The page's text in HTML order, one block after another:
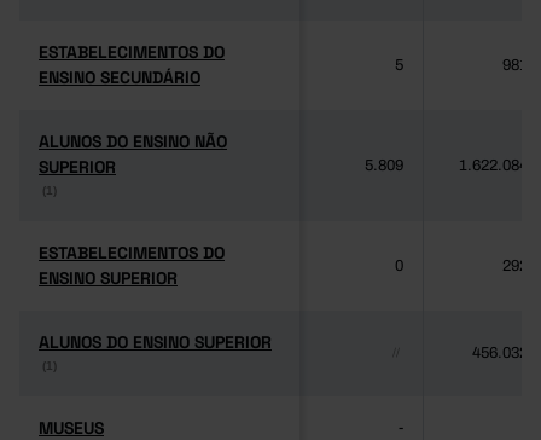
ESTABELECIMENTOS DO
ENSINO SECUNDÁRIO
ESTABELECIMENTOS DO
ENSINO SECUNDÁRIO
5 981
ALUNOS DO ENSINO NÃO
SUPERIOR
(1)
ALUNOS DO ENSINO NÃO
SUPERIOR
(1)
5.809 1.622.084
ESTABELECIMENTOS DO
ENSINO SUPERIOR
ESTABELECIMENTOS DO
ENSINO SUPERIOR
0 292
ALUNOS DO ENSINO SUPERIOR
(1)
ALUNOS DO ENSINO SUPERIOR
(1)
456.032
MUSEUS
MUSEUS -